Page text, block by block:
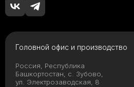
Головной офис и производство
Россия, Республика
Башкортостан, с. Зубово,
ул. Электрозаводская, 8